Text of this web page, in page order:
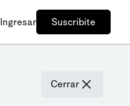
Ingresar Suscribite
Cerrar